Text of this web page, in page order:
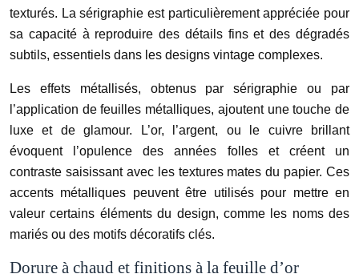
texturés. La sérigraphie est particulièrement appréciée pour
sa capacité à reproduire des détails fins et des dégradés
subtils, essentiels dans les designs vintage complexes.
Les effets métallisés, obtenus par sérigraphie ou par
l’application de feuilles métalliques, ajoutent une touche de
luxe et de glamour. L’or, l’argent, ou le cuivre brillant
évoquent l’opulence des années folles et créent un
contraste saisissant avec les textures mates du papier. Ces
accents métalliques peuvent être utilisés pour mettre en
valeur certains éléments du design, comme les noms des
mariés ou des motifs décoratifs clés.
Dorure à chaud et finitions à la feuille d’or